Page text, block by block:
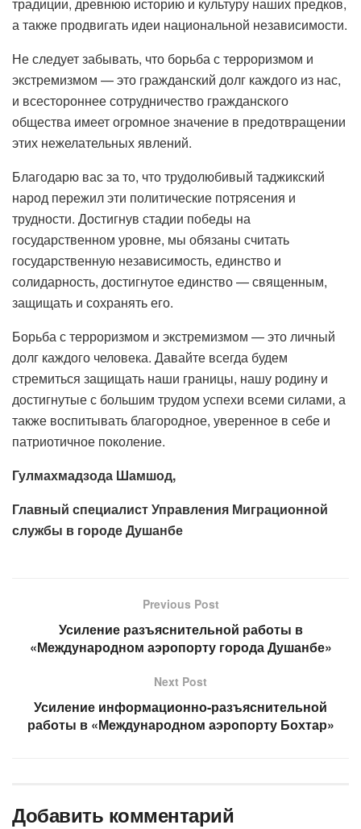
а также продвигать идеи национальной независимости.
Не следует забывать, что борьба с терроризмом и
экстремизмом — это гражданский долг каждого из нас,
и всестороннее сотрудничество гражданского
общества имеет огромное значение в предотвращении
этих нежелательных явлений.
Благодарю вас за то, что трудолюбивый таджикский
народ пережил эти политические потрясения и
трудности. Достигнув стадии победы на
государственном уровне, мы обязаны считать
государственную независимость, единство и
солидарность, достигнутое единство — священным,
защищать и сохранять его.
Борьба с терроризмом и экстремизмом — это личный
долг каждого человека. Давайте всегда будем
стремиться защищать наши границы, нашу родину и
достигнутые с большим трудом успехи всеми силами, а
также воспитывать благородное, уверенное в себе и
патриотичное поколение.
Гулмахмадзода Шамшод,
Главный специалист Управления Миграционной
службы в городе Душанбе
Previous Post
Усиление разъяснительной работы в
«Международном аэропорту города Душанбе»
Next Post
Усиление информационно-разъяснительной
работы в «Международном аэропорту Бохтар»
Добавить комментарий